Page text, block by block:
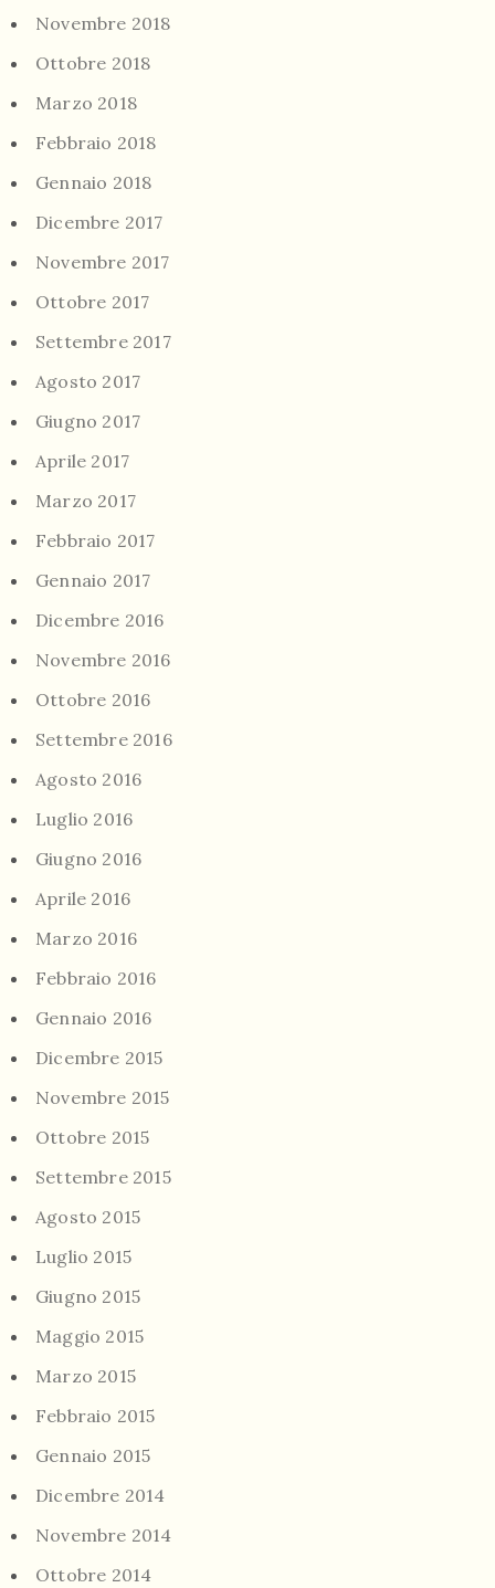
Novembre 2018
Ottobre 2018
Marzo 2018
Febbraio 2018
Gennaio 2018
Dicembre 2017
Novembre 2017
Ottobre 2017
Settembre 2017
Agosto 2017
Giugno 2017
Aprile 2017
Marzo 2017
Febbraio 2017
Gennaio 2017
Dicembre 2016
Novembre 2016
Ottobre 2016
Settembre 2016
Agosto 2016
Luglio 2016
Giugno 2016
Aprile 2016
Marzo 2016
Febbraio 2016
Gennaio 2016
Dicembre 2015
Novembre 2015
Ottobre 2015
Settembre 2015
Agosto 2015
Luglio 2015
Giugno 2015
Maggio 2015
Marzo 2015
Febbraio 2015
Gennaio 2015
Dicembre 2014
Novembre 2014
Ottobre 2014